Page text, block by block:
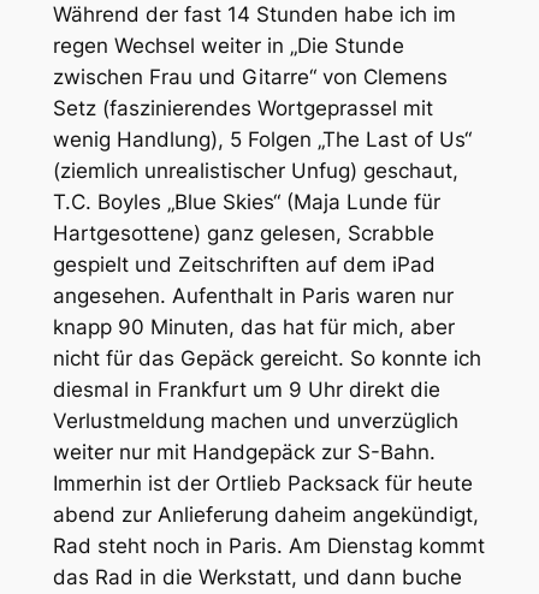
Während der fast 14 Stunden habe ich im
regen Wechsel weiter in „Die Stunde
zwischen Frau und Gitarre“ von Clemens
Setz (faszinierendes Wortgeprassel mit
wenig Handlung), 5 Folgen „The Last of Us“
(ziemlich unrealistischer Unfug) geschaut,
T.C. Boyles „Blue Skies“ (Maja Lunde für
Hartgesottene) ganz gelesen, Scrabble
gespielt und Zeitschriften auf dem iPad
angesehen. Aufenthalt in Paris waren nur
knapp 90 Minuten, das hat für mich, aber
nicht für das Gepäck gereicht. So konnte ich
diesmal in Frankfurt um 9 Uhr direkt die
Verlustmeldung machen und unverzüglich
weiter nur mit Handgepäck zur S-Bahn.
Immerhin ist der Ortlieb Packsack für heute
abend zur Anlieferung daheim angekündigt,
Rad steht noch in Paris. Am Dienstag kommt
das Rad in die Werkstatt, und dann buche